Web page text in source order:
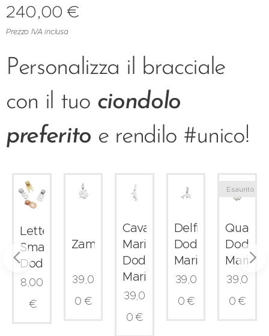
240,00 €
Prezzo IVA inclusa
Personalizza il bracciale
con il tuo ciondolo
preferito e rendilo #unico!
Lettera
Small
Dodo
8,00
€
Zampa
39,0
0 €
Cavalluccio
Marino
Dodo
Mariani
39,0
0€
Delfino
Dodo
Mariani
39,0
0€
Dodo
Mariani
Esaurito
39,0
0€